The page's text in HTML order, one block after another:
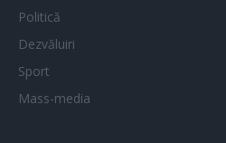
Politică
Dezvăluiri
Sport
Mass-media